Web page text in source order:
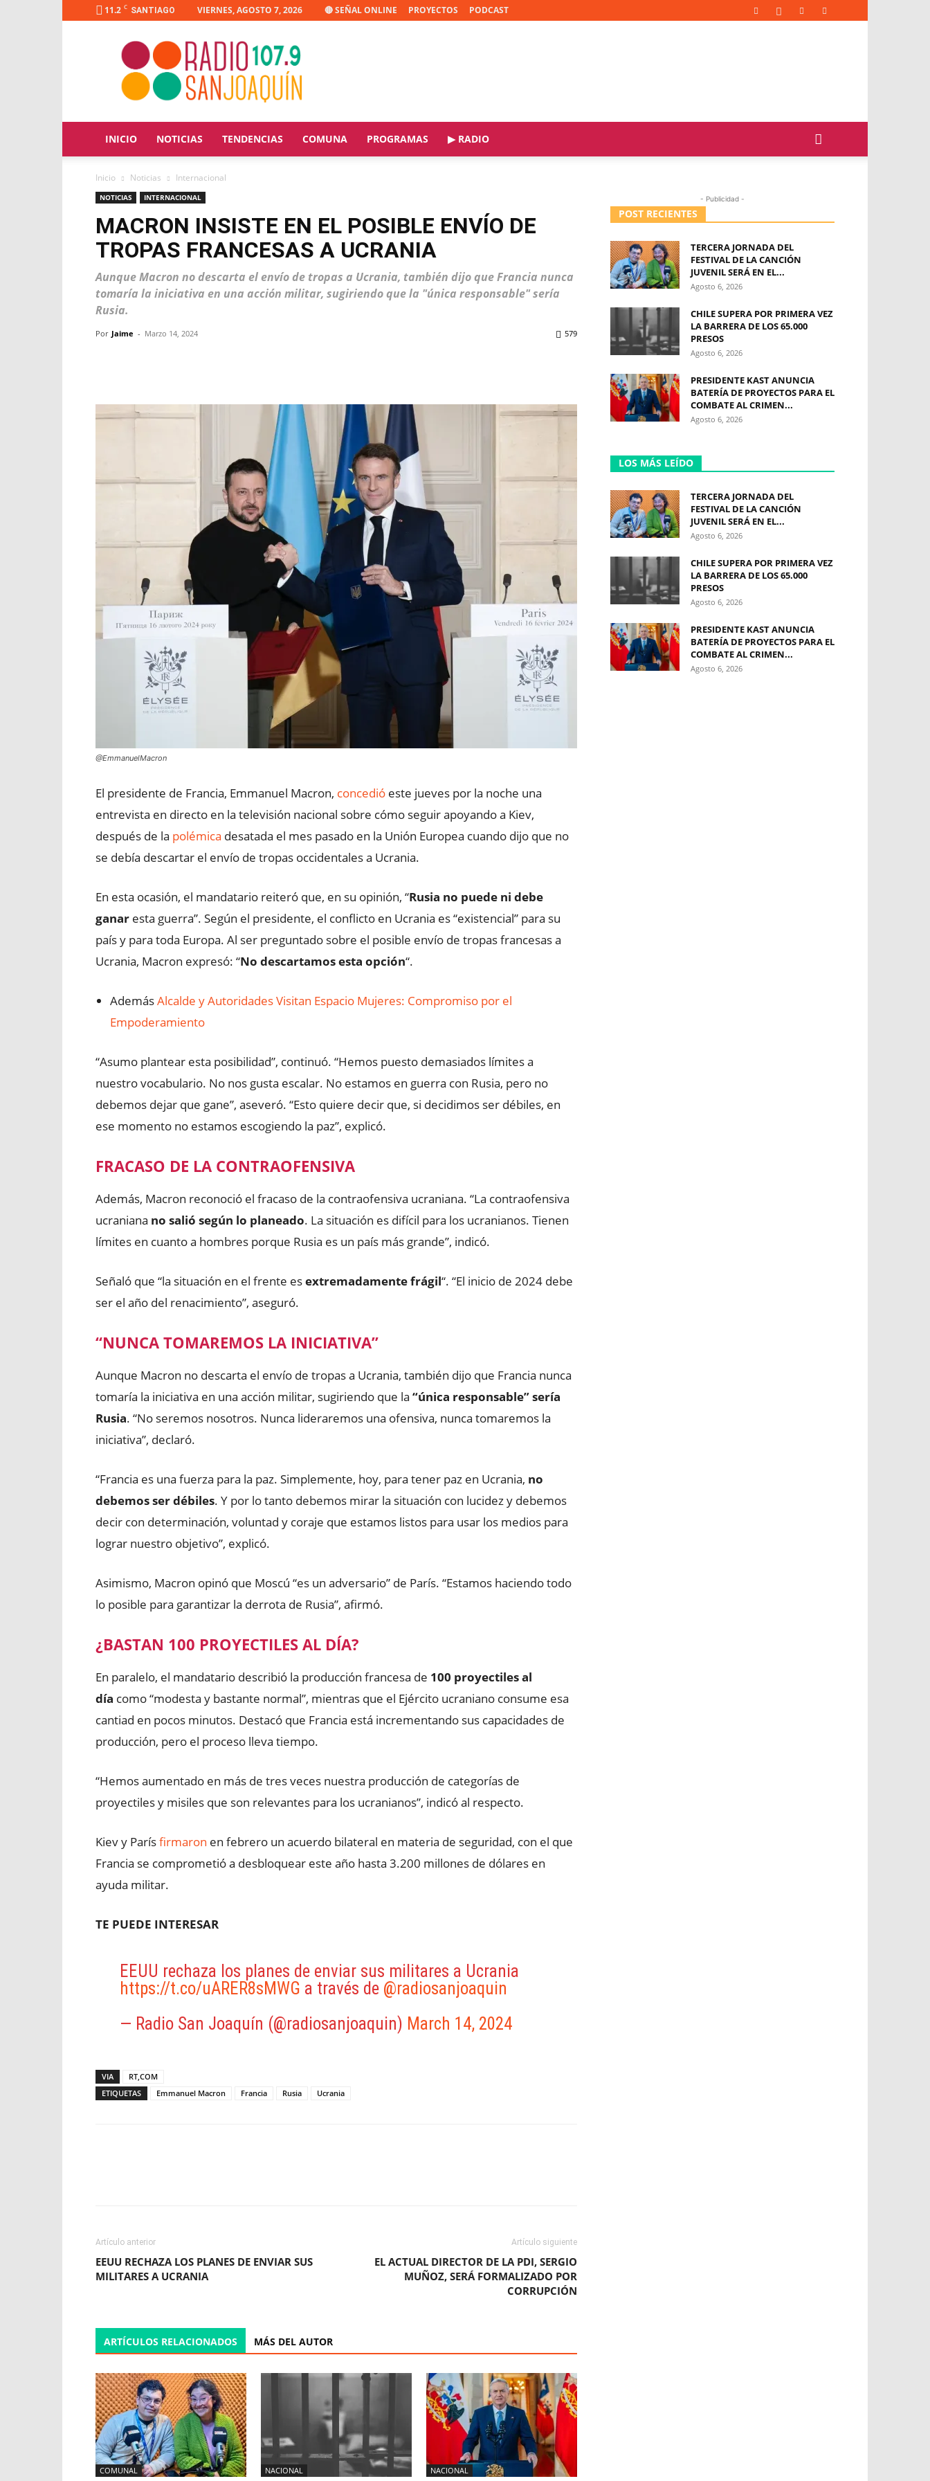
11.2 C SANTIAGO VIERNES, AGOSTO 7, 2026 🔴 SEÑAL ONLINE PROYECTOS PODCAST
Radio
Joaquín
INICIO NOTICIAS TENDENCIAS COMUNA PROGRAMAS ▶ RADIO
Inicio Noticias Internacional
NOTICIAS INTERNACIONAL
MACRON INSISTE EN EL POSIBLE ENVÍO DE
TROPAS FRANCESAS A UCRANIA
Aunque Macron no descarta el envío de tropas a Ucrania, también dijo que Francia nunca
tomaría la iniciativa en una acción militar, sugiriendo que la "única responsable" sería
Rusia.
Por Jaime - Marzo 14, 2024 579
@EmmanuelMacron
El presidente de Francia, Emmanuel Macron, concedió este jueves por la noche una
entrevista en directo en la televisión nacional sobre cómo seguir apoyando a Kiev,
después de la polémica desatada el mes pasado en la Unión Europea cuando dijo que no
se debía descartar el envío de tropas occidentales a Ucrania.
En esta ocasión, el mandatario reiteró que, en su opinión, “Rusia no puede ni debe
ganar esta guerra”. Según el presidente, el conflicto en Ucrania es “existencial” para su
país y para toda Europa. Al ser preguntado sobre el posible envío de tropas francesas a
Ucrania, Macron expresó: “No descartamos esta opción“.
AdemásAlcalde y Autoridades Visitan Espacio Mujeres: Compromiso por el
Empoderamiento
“Asumo plantear esta posibilidad”, continuó. “Hemos puesto demasiados límites a
nuestro vocabulario. No nos gusta escalar. No estamos en guerra con Rusia, pero no
debemos dejar que gane”, aseveró. “Esto quiere decir que, si decidimos ser débiles, en
ese momento no estamos escogiendo la paz”, explicó.
FRACASO DE LA CONTRAOFENSIVA
Además, Macron reconoció el fracaso de la contraofensiva ucraniana. “La contraofensiva
ucraniana no salió según lo planeado. La situación es difícil para los ucranianos. Tienen
límites en cuanto a hombres porque Rusia es un país más grande”, indicó.
Señaló que “la situación en el frente esextremadamente frágil“. “El inicio de 2024 debe
ser el año del renacimiento”, aseguró.
“NUNCA TOMAREMOS LA INICIATIVA”
Aunque Macron no descarta el envío de tropas a Ucrania, también dijo que Francia nunca
tomaría la iniciativa en una acción militar, sugiriendo que la “única responsable” sería
Rusia. “No seremos nosotros. Nunca lideraremos una ofensiva, nunca tomaremos la
iniciativa”, declaró.
“Francia es una fuerza para la paz. Simplemente, hoy, para tener paz en Ucrania, no
debemos ser débiles. Y por lo tanto debemos mirar la situación con lucidez y debemos
decir con determinación, voluntad y coraje que estamos listos para usar los medios para
lograr nuestro objetivo”, explicó.
Asimismo, Macron opinó que Moscú “es un adversario” de París. “Estamos haciendo todo
lo posible para garantizar la derrota de Rusia”, afirmó.
¿BASTAN 100 PROYECTILES AL DÍA?
En paralelo, el mandatario describió la producción francesa de 100 proyectiles al
día como “modesta y bastante normal”, mientras que el Ejército ucraniano consume esa
cantiad en pocos minutos. Destacó que Francia está incrementando sus capacidades de
producción, pero el proceso lleva tiempo.
“Hemos aumentado en más de tres veces nuestra producción de categorías de
proyectiles y misiles que son relevantes para los ucranianos”, indicó al respecto.
Kiev y Parísfirmaron en febrero un acuerdo bilateral en materia de seguridad, con el que
Francia se comprometió a desbloquear este año hasta 3.200 millones de dólares en
ayuda militar.
TE PUEDE INTERESAR
EEUU rechaza los planes de enviar sus militares a Ucrania
https://t.co/uARER8sMWG a través de @radiosanjoaquin
— Radio San Joaquín (@radiosanjoaquin) March 14, 2024
VIA
RT,COM
ETIQUETAS
Emmanuel Macron Francia Rusia Ucrania
Artículo anterior
EEUU RECHAZA LOS PLANES DE ENVIAR SUS
MILITARES A UCRANIA
Artículo siguiente
EL ACTUAL DIRECTOR DE LA PDI, SERGIO
MUÑOZ, SERÁ FORMALIZADO POR
CORRUPCIÓN
ARTÍCULOS RELACIONADOS MÁS DEL AUTOR
COMUNAL NACIONAL NACIONAL
- Publicidad -
POST RECIENTES
TERCERA JORNADA DEL
FESTIVAL DE LA CANCIÓN
JUVENIL SERÁ EN EL...
Agosto 6, 2026
CHILE SUPERA POR PRIMERA VEZ
LA BARRERA DE LOS 65.000
PRESOS
Agosto 6, 2026
PRESIDENTE KAST ANUNCIA
BATERÍA DE PROYECTOS PARA EL
COMBATE AL CRIMEN...
Agosto 6, 2026
LOS MÁS LEÍDO
TERCERA JORNADA DEL
FESTIVAL DE LA CANCIÓN
JUVENIL SERÁ EN EL...
Agosto 6, 2026
CHILE SUPERA POR PRIMERA VEZ
LA BARRERA DE LOS 65.000
PRESOS
Agosto 6, 2026
PRESIDENTE KAST ANUNCIA
BATERÍA DE PROYECTOS PARA EL
COMBATE AL CRIMEN...
Agosto 6, 2026